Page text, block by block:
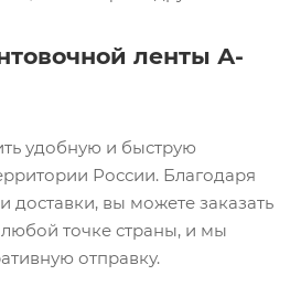
ленты А-
удобную и быструю
России. Благодаря
доставки, вы можете заказать
точке страны, и мы
отправку.